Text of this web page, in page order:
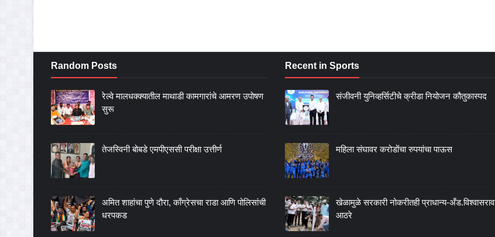
Random Posts
रेल्वे मालधक्क्यातील माथाडी कामगारांचे आमरण उपोषण
सुरू
तेजस्विनी बोबडे एमपीएससी परीक्षा उत्तीर्ण
अमित शाहांचा पुणे दौरा, काँग्रेसचा राडा आणि पोलिसांची
धरपकड
Recent in Sports
संजीवनी युनिव्हर्सिटीचे क्रीडा नियोजन कौतुकास्पद
महिला संघावर करोडोंचा रुपयांचा पाऊस
खेळामुळे सरकारी नोकरीतही प्राधान्य-अँड.विश्वासराव
आठरे